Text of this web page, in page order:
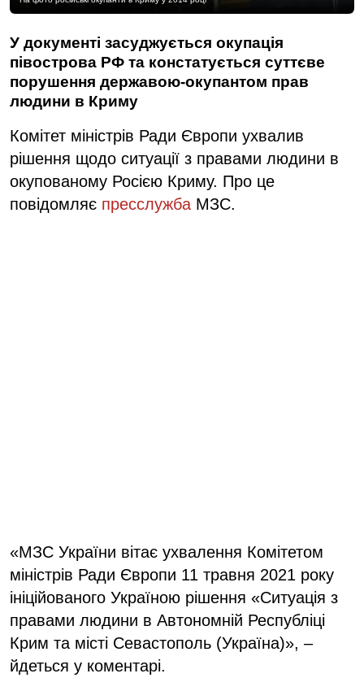
У документі засуджується окупація
півострова РФ та констатується суттєве
порушення державою-окупантом прав
людини в Криму
Комітет міністрів Ради Європи ухвалив
рішення щодо ситуації з правами людини в
окупованому Росією Криму. Про це
повідомляє пресслужба МЗС.
«МЗС України вітає ухвалення Комітетом
міністрів Ради Європи 11 травня 2021 року
ініційованого Україною рішення «Ситуація з
правами людини в Автономній Республіці
Крим та місті Севастополь (Україна)», –
йдеться у коментарі.